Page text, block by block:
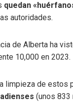
quedan
autoridades.
de Alberta ha
10,000 en 2023.
limpieza de estos
(unos